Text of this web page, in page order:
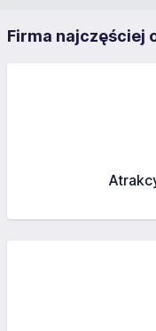
Firma najczęściej